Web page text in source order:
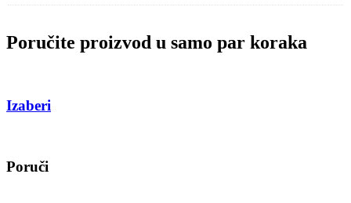
Poručite proizvod u samo par koraka
Izaberi
Poruči